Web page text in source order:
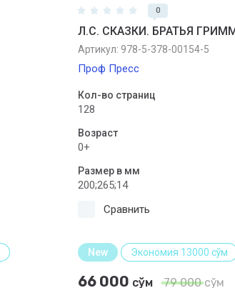
0
Л.С. СКАЗКИ. БРАТЬЯ ГРИММ
Артикул: 978-5-378-00154-5
Проф Пресс
Кол-во страниц
128
Возраст
0+
Размер в мм
200;265;14
Сравнить
New Экономия 13000 сўм
66 000 сўм 79 000сўм